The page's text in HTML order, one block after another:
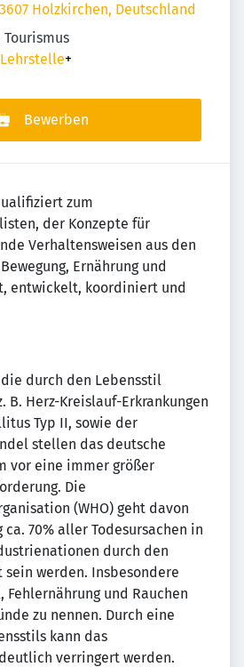
Holzkirchen, Deutschland
+
Bewerben
zum
der Konzepte für
Verhaltensweisen aus den
Ernährung und
entwickelt, koordiniert und
die durch den Lebensstil
B. Herz-Kreislauf-Erkrankungen
Typ II, sowie der
stellen das deutsche
vor eine immer größer
Die
(WHO) geht davon
ca. 70% aller Todesursachen in
durch den
werden. Insbesondere
Fehlernährung und Rauchen
zu nennen. Durch eine
kann das
verringert werden.